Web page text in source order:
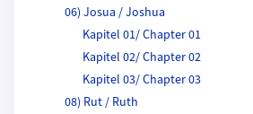
06) Josua / Joshua
Kapitel 01/ Chapter 01
Kapitel 02/ Chapter 02
Kapitel 03/ Chapter 03
08) Rut / Ruth